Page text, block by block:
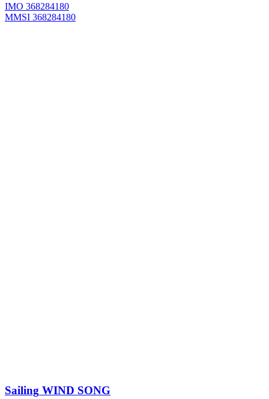
IMO 368284180
MMSI 368284180
Sailing WIND SONG